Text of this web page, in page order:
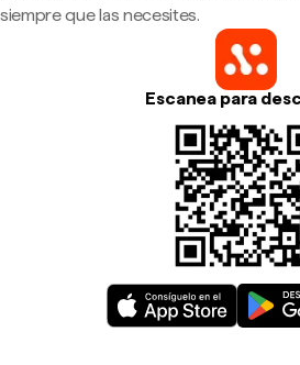
siempre que las necesites.
Escanea para